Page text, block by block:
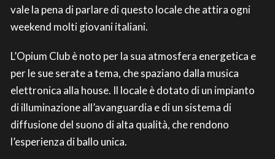
vale la pena di parlare di questo locale che attira ogni
weekend molti giovani italiani.
L’Opium Club è noto per la sua atmosfera energetica e
per le sue serate a tema, che spaziano dalla musica
elettronica alla house. Il locale è dotato di un impianto
di illuminazione all’avanguardia e di un sistema di
diffusione del suono di alta qualità, che rendono
l’esperienza di ballo unica.